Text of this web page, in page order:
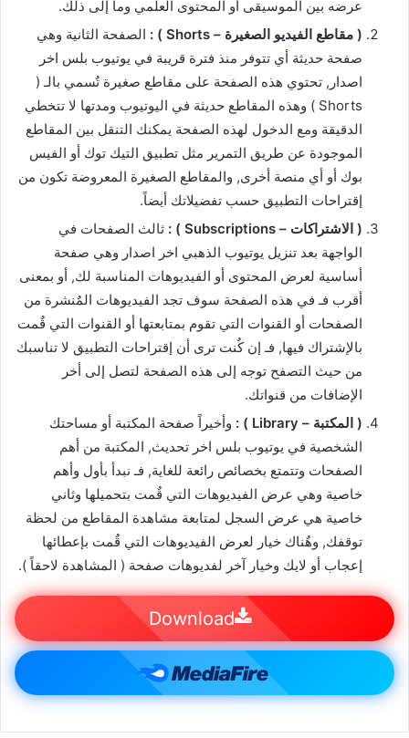
عرضه بين الموسيقى أو المحتوى العلمي وما إلى ذلك.
( مقاطع الفيديو الصغيرة – Shorts ) :
الصفحة الثانية وهي
صفحة حديثة أي تتوفر منذ فترة قريبة في يوتيوب بلس اخر
اصدار, تحتوي هذه الصفحة على مقاطع صغيرة تٌسمي بالـ (
Shorts ) وهذه المقاطع حديثة في اليوتيوب ومدتها لا تتخطي
الدقيقة ومع الدخول لهذه الصفحة يمكنك التنقل بين المقاطع
الموجودة عن طريق التمرير مثل تطبيق التيك توك أو الفيس
بوك أو أي منصة أخرى, والمقاطع الصغيرة المعروضة تكون من
إقتراحات التطبيق حسب تفضيلاتك أيضاً.
( الاشتراكات – Subscriptions ) :
ثالث الصفحات في
الواجهة بعد تنزيل يوتيوب الذهبي اخر اصدار وهي صفحة
أساسية لعرض المحتوى أو الفيديوهات المناسبة لك, أو بمعنى
أقرب فـ في هذه الصفحة سوف تجد الفيديوهات المٌنشرة من
الصفحات أو القنوات التي تقوم بمتابعتها أو القنوات التي قٌمت
بالإشتراك فيها, فـ إن كٌنت ترى أن إقتراحات التطبيق لا تناسبك
من حيث التصفح توجه إلى هذه الصفحة لتصل إلى أخر
الإضافات من قنواتك.
( المكتبة – Library ) :
وأخيراً صفحة المكتبة أو مساحتك
الشخصية في يوتيوب بلس اخر تحديث, المكتبة من أهم
الصفحات وتتمتع بخصائص رائعة للغاية, فـ نبدأ بأول وأهم
خاصية وهي عرض الفيديوهات التي قٌمت بتحميلها وثاني
خاصية هي عرض السجل لمتابعة مشاهدة المقاطع من لحظة
توقفك, وهٌناك خيار لعرض الفيديوهات التي قٌمت بإعطائها
إعجاب أو لايك وخيار آخر لفديوهات صفحة ( المشاهدة لاحقاً ).
Download